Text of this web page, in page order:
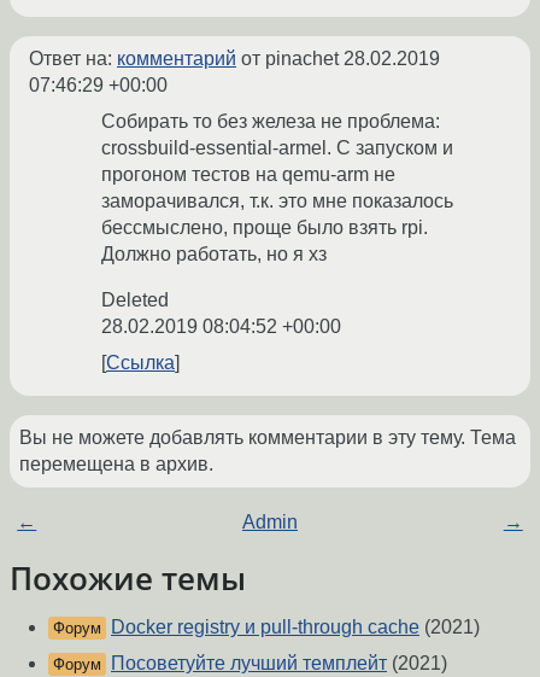
Ответ на: комментарий от pinachet28.02.2019
07:46:29 +00:00
Собирать то без железа не проблема:
crossbuild-essential-armel. С запуском и
прогоном тестов на qemu-arm не
заморачивался, т.к. это мне показалось
бессмыслено, проще было взять rpi.
Должно работать, но я хз
Deleted
28.02.2019 08:04:52 +00:00
Ссылка
Вы не можете добавлять комментарии в эту тему. Тема
перемещена в архив.
← Admin →
Похожие темы
Форум Docker registry и pull-through cache (2021)
Форум Посоветуйте лучший темплейт (2021)